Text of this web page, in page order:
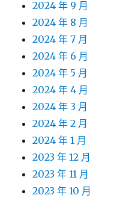
2024 年 9 月
2024 年 8 月
2024 年 7 月
2024 年 6 月
2024 年 5 月
2024 年 4 月
2024 年 3 月
2024 年 2 月
2024 年 1 月
2023 年 12 月
2023 年 11 月
2023 年 10 月